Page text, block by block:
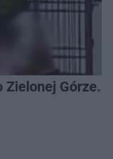
Górze.